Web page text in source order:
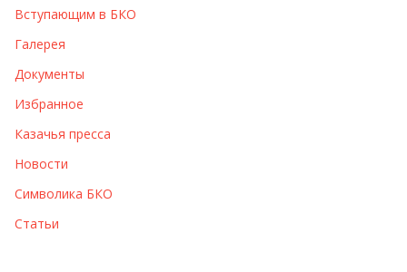
Вступающим в БКО
Галерея
Документы
Избранное
Казачья пресса
Новости
Символика БКО
Статьи